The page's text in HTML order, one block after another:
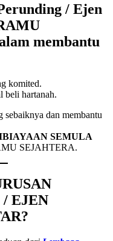
/ Ejen
membantu
beli hartanah.
dan membantu
SEMULA
SEJAHTERA.
EJEN